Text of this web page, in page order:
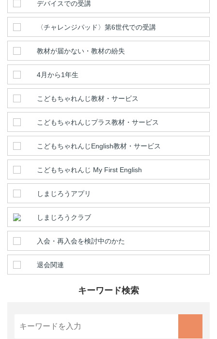
デバイスでの受講
〈チャレンジパッド〉第6世代での受講
教材が届かない・教材の紛失
4月から1年生
こどもちゃれんじ教材・サービス
こどもちゃれんじプラス教材・サービス
こどもちゃれんじEnglish教材・サービス
こどもちゃれんじ My First English
しまじろうアプリ
しまじろうクラブ
入会・再入会を検討中のかた
退会関連
キーワード検索